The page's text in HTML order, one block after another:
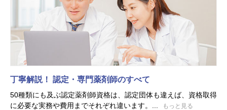
丁寧解説！ 認定・専門薬剤師のすべて
50種類にも及ぶ認定薬剤師資格は、認定団体も違えば、資格取得
に必要な実務や費用までそれぞれ違います。...
もっと見る